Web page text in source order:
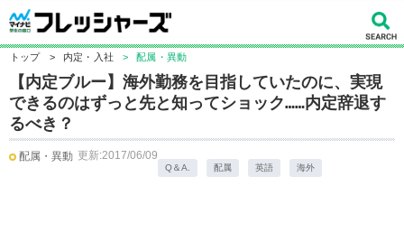
トップ > 内定・入社 > 配属・異動
【内定ブルー】海外勤務を目指していたのに、実現
できるのはずっと先と知ってショック……内定辞退す
るべき？
配属・異動 更新:2017/06/09
Q＆A. 配属 英語 海外